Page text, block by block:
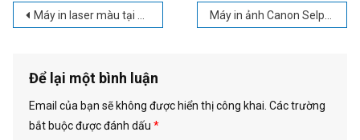
Điều
hướng
viết
Máy in laser màu tại Hà Nội – Miễn phí giao hàng nội thành, giá ưu đãi
Để lại một bình luận
Email của bạn sẽ không được hiển thị công khai. Các trường
bắt buộc được đánh dấu *